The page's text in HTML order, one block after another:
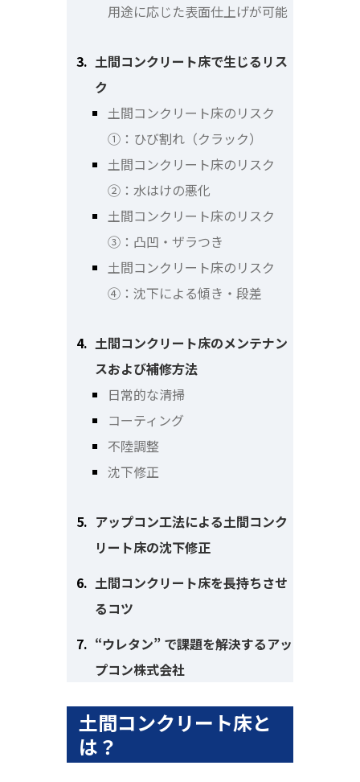
用途に応じた表面仕上げが可能
土間コンクリート床で生じるリス
ク
土間コンクリート床のリスク
①：ひび割れ（クラック）
土間コンクリート床のリスク
②：水はけの悪化
土間コンクリート床のリスク
③：凸凹・ザラつき
土間コンクリート床のリスク
④：沈下による傾き・段差
土間コンクリート床のメンテナン
スおよび補修方法
日常的な清掃
コーティング
不陸調整
沈下修正
アップコン工法による土間コンク
リート床の沈下修正
土間コンクリート床を長持ちさせ
るコツ
“ウレタン” で課題を解決するアッ
プコン株式会社
土間コンクリート床と
は？